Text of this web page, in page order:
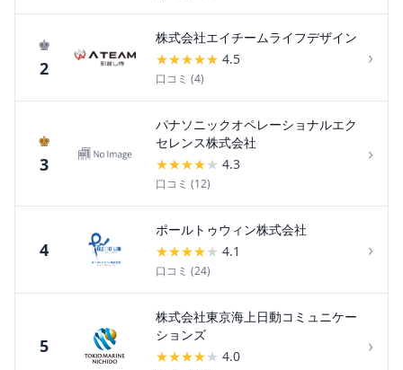
♚
2
株式会社エイチームライフデザイン
★★★★★ 4.5
口コミ (4)
›
♚
3
パナソニックオペレーショナルエク
セレンス株式会社
★★★★★ 4.3
口コミ (12)
›
4
ポールトゥウィン株式会社
★★★★★ 4.1
口コミ (24)
›
5
株式会社東京海上日動コミュニケー
ションズ
★★★★★ 4.0 ›